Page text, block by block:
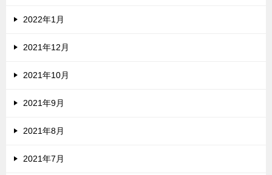
2022年1月
2021年12月
2021年10月
2021年9月
2021年8月
2021年7月